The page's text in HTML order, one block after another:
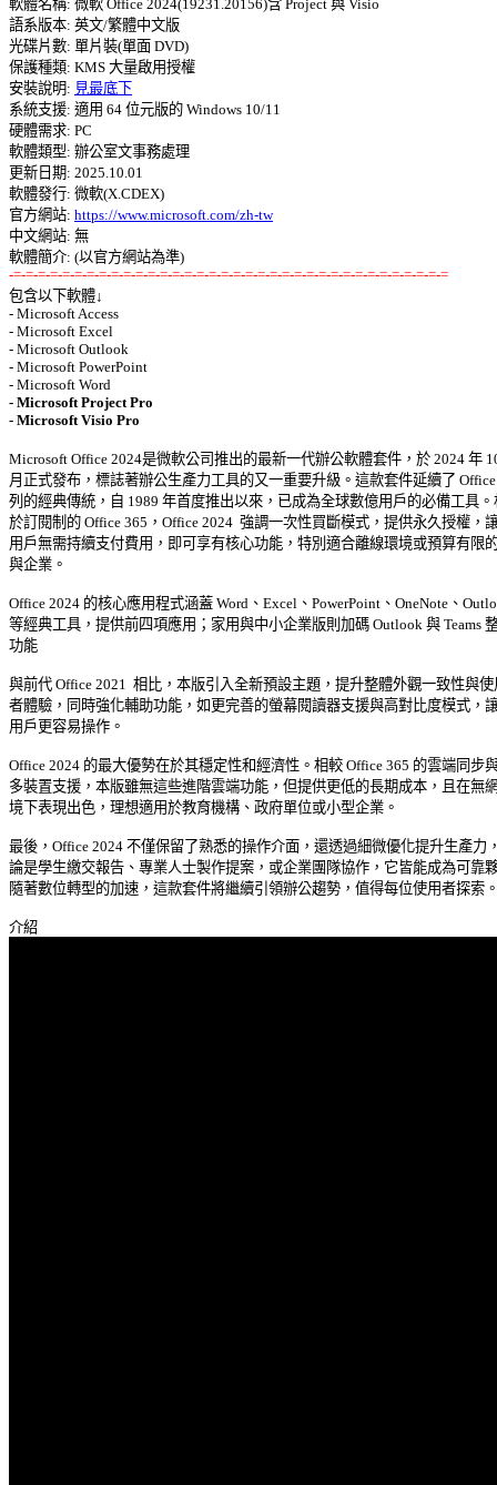
軟體名稱: 微軟 Office 2024(19231.20156)含 Project 與 Visio
語系版本: 英文/繁體中文版
光碟片數: 單片裝(單面 DVD)
保護種類: KMS 大量啟用授權
安裝說明: 見最底下
系統支援: 適用 64 位元版的 Windows 10/11
硬體需求: PC
軟體類型: 辦公室文事務處理
更新日期: 2025.10.01
軟體發行: 微軟(X.CDEX)
官方網站: https://www.microsoft.com/zh-tw
中文網站: 無
-=-=-=-=-=-=-=-=-=-=-=-=-=-=-=-=-=-=-=-=-=-=-=-=-=-=-=-=-=-=-=-=-=-=-=-=
包含以下軟體↓
- Microsoft Access
- Microsoft Excel
- Microsoft Outlook
- Microsoft PowerPoint
- Microsoft Project Pro
- Microsoft Visio Pro
Microsoft Office 2024是微軟公司推出的最新一代辦公軟體套件，於 2024 年
月正式發布，標誌著辦公生產力工具的又一重要升級。這款套件延續了
列的經典傳統，自 1989 年首度推出以來，已成為全球數億用戶的必備工具
於訂閱制的 Office 365，Office 2024  強調一次性買斷模式，提供永久授權，
用戶無需持續支付費用，即可享有核心功能，特別適合離線環境或預算有限
與企業。
Office 2024 的核心應用程式涵蓋 Word、Excel、PowerPoint、OneNote、
等經典工具，提供前四項應用；家用與中小企業版則加碼 Outlook 與 Teams
功能
與前代 Office 2021  相比，本版引入全新預設主題，提升整體外觀一致性與
者體驗，同時強化輔助功能，如更完善的螢幕閱讀器支援與高對比度模式，
用戶更容易操作。
Office 2024 的最大優勢在於其穩定性和經濟性。相較 Office 365 的雲端同步
多裝置支援，本版雖無這些進階雲端功能，但提供更低的長期成本，且在無
境下表現出色，理想適用於教育機構、政府單位或小型企業。
最後，Office 2024 不僅保留了熟悉的操作介面，還透過細微優化提升生產力
論是學生繳交報告、專業人士製作提案，或企業團隊協作，它皆能成為可靠
隨著數位轉型的加速，這款套件將繼續引領辦公趨勢，值得每位使用者探索